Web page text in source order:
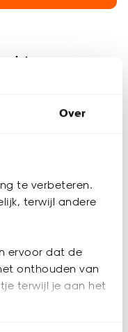
Over
te verbeteren.
terwijl andere
ervoor dat de
onthouden van
terwijl je aan het